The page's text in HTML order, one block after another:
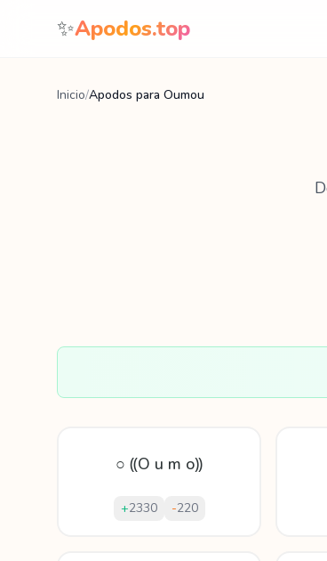
Saltar al contenido
✨Apodos.top
Inicio/Apodos para Oumou
○ ⸨O u m o⸩
+2330 -220